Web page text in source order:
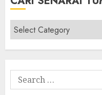
Cari
Senarai
Tumbuhan
Search
for: